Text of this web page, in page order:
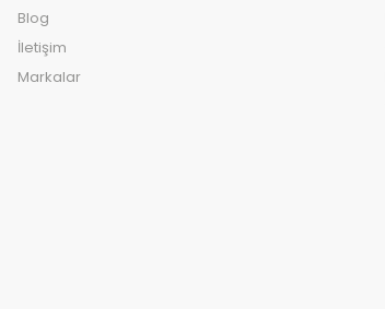
Blog
İletişim
Markalar